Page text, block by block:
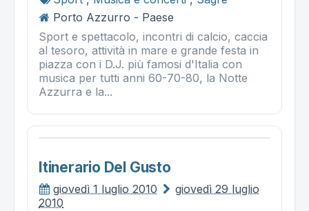
Porto Azzurro - Paese
Sport e spettacolo, incontri di calcio, caccia
al tesoro, attività in mare e grande festa in
piazza con i D.J. più famosi d'Italia con
musica per tutti anni 60-70-80, la Notte
Azzurra e la...
Itinerario Del Gusto
giovedì 1 luglio 2010
giovedì 29 luglio
2010